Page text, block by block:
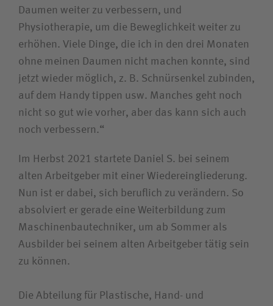
Daumen weiter zu verbessern, und
Physiotherapie, um die Beweglichkeit weiter zu
erhöhen. Viele Dinge, die ich in den drei Monaten
ohne meinen Daumen nicht machen konnte, sind
jetzt wieder möglich, z. B. Schnürsenkel zubinden,
auf dem Handy tippen usw. Manches geht noch
nicht so gut wie vorher, aber das kann sich auch
noch verbessern.“
Im Herbst 2021 startete Daniel S. bei seinem
alten Arbeitgeber mit einer Wiedereingliederung.
Nun ist er dabei, sich beruflich zu verändern. So
absolviert er gerade eine Weiterbildung zum
Maschinenbautechniker, um ab Sommer als
Ausbilder bei seinem alten Arbeitgeber tätig sein
zu können.
Die Abteilung für Plastische, Hand- und